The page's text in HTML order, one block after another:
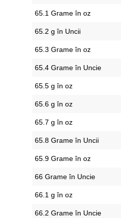
65.1 Grame în oz
65.2 g în Uncii
65.3 Grame în oz
65.4 Grame în Uncie
65.5 g în oz
65.6 g în oz
65.7 g în oz
65.8 Grame în Uncii
65.9 Grame în oz
66 Grame în Uncie
66.1 g în oz
66.2 Grame în Uncie